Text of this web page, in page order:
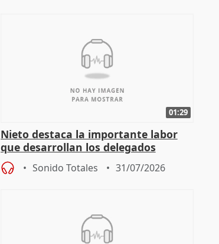
01:29
Nieto destaca la importante labor
que desarrollan los delegados
territoriales de la Junta
Sonido Totales 31/07/2026